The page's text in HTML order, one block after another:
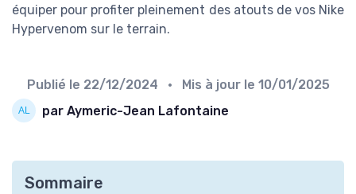
équiper pour profiter pleinement des atouts de vos Nike
Hypervenom sur le terrain.
Publié le 22/12/2024 • Mis à jour le 10/01/2025
par Aymeric-Jean Lafontaine
Sommaire